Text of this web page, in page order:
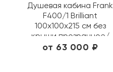
Душевая кабина Frank
F400/1 Brilliant
100х100х215 см без
крыши прозрачное/
матовое 178009/ 20097
от 63 000 ₽